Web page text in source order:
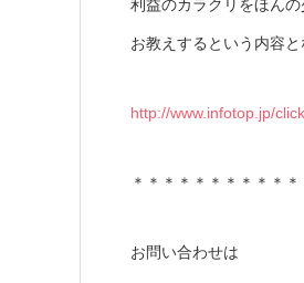
利益のカラクリをほんの
お教えするという内容と
http://www.infotop.jp/
＊＊＊＊＊＊＊＊＊＊
お問い合わせは